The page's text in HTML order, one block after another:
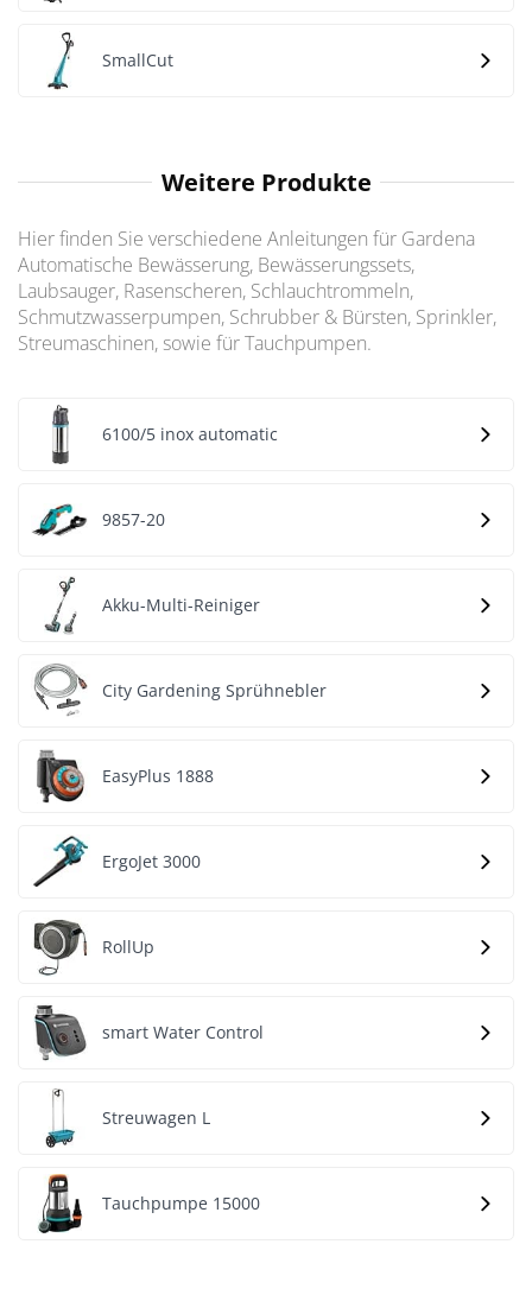
SmallCut
Weitere Produkte
Hier finden Sie verschiedene Anleitungen für Gardena
Automatische Bewässerung, Bewässerungssets,
Laubsauger, Rasenscheren, Schlauchtrommeln,
Schmutzwasserpumpen, Schrubber & Bürsten, Sprinkler,
Streumaschinen, sowie für Tauchpumpen.
6100/5 inox automatic
9857-20
Akku-Multi-Reiniger
City Gardening Sprühnebler
EasyPlus 1888
ErgoJet 3000
RollUp
smart Water Control
Streuwagen L
Tauchpumpe 15000